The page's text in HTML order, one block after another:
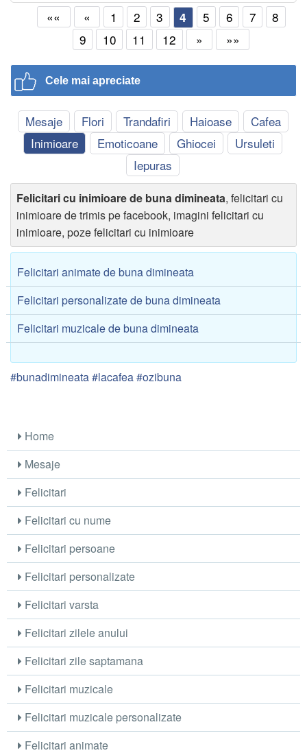
«« « 1 2 3 4 5 6 7
8
9
10 11 12 » »»
Cele mai apreciate
Mesaje Flori Trandafiri Haioase
Cafea
Inimioare
Emoticoane Ghiocei
Ursuleti
Iepuras
Felicitari cu inimioare de buna dimineata, felicitari cu
inimioare de trimis pe facebook, imagini felicitari cu
inimioare, poze felicitari cu inimioare
Felicitari animate de buna dimineata
Felicitari personalizate de buna dimineata
Felicitari muzicale de buna dimineata
#bunadimineata #lacafea #ozibuna
Home
Mesaje
Felicitari
Felicitari cu nume
Felicitari persoane
Felicitari personalizate
Felicitari varsta
Felicitari zilele anului
Felicitari zile saptamana
Felicitari muzicale
Felicitari muzicale personalizate
Felicitari animate